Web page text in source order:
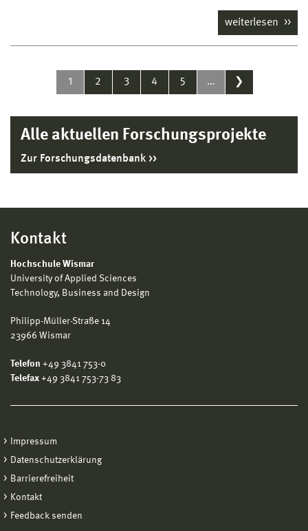
weiterlesen
1 2 3 4 5 … ❯
Alle aktuellen Forschungsprojekte
Zur Forschungsdatenbank
Kontakt
Hochschule Wismar
University of Applied Sciences
Technology, Business and Design
Philipp-Müller-Straße 14
23966 Wismar
Telefon +49 3841 753-0
Telefax +49 3841 753-73 83
Impressum
Datenschutzerklärung
Barrierefreiheit
Kontakt
Feedback senden